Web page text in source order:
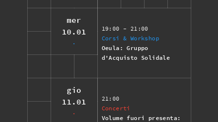
mer
10.01
19:00 - 21:00
Corsi & Workshop
Oeula: Gruppo
d'Acquisto Solidale
gio
11.01
21:00
Concerti
Volume fuori presenta: